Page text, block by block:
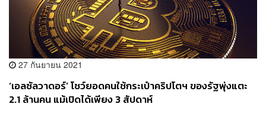
27 กันยายน 2021
‘เอลซัลวาดอร์’ โชว์ยอดคนใช้กระเป๋าคริปโตฯ ของรัฐพุ่งแตะ
2.1 ล้านคน แม้เปิดได้เพียง 3 สัปดาห์